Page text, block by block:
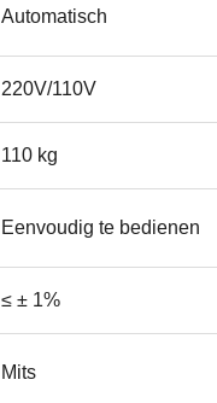
Automatisch
220V/110V
110 kg
Eenvoudig te bedienen
≤ ± 1%
Mits